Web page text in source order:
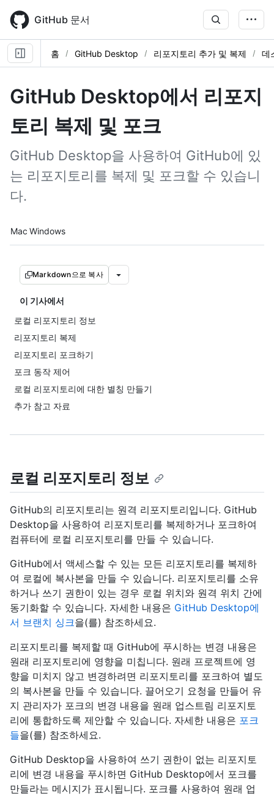
main
content
GitHub 문서
홈 GitHub Desktop 리포지토리 추가 및 복제 데
GitHub Desktop에서 리포지
토리 복제 및 포크
GitHub Desktop을 사용하여 GitHub에 있
는 리포지토리를 복제 및 포크할 수 있습니
다.
Platform navigation
Mac Windows
Markdown으로 복사
이 기사에서
로컬 리포지토리 정보
리포지토리 복제
리포지토리 포크하기
포크 동작 제어
로컬 리포지토리에 대한 별칭 만들기
추가 참고 자료
로컬 리포지토리 정보
GitHub의 리포지토리는 원격 리포지토리입니다. GitHub
Desktop을 사용하여 리포지토리를 복제하거나 포크하여
컴퓨터에 로컬 리포지토리를 만들 수 있습니다.
GitHub에서 액세스할 수 있는 모든 리포지토리를 복제하
여 로컬에 복사본을 만들 수 있습니다. 리포지토리를 소유
하거나 쓰기 권한이 있는 경우 로컬 위치와 원격 위치 간에
동기화할 수 있습니다. 자세한 내용은 GitHub Desktop에
서 브랜치 싱크을(를) 참조하세요.
리포지토리를 복제할 때 GitHub에 푸시하는 변경 내용은
원래 리포지토리에 영향을 미칩니다. 원래 프로젝트에 영
향을 미치지 않고 변경하려면 리포지토리를 포크하여 별도
의 복사본을 만들 수 있습니다. 끌어오기 요청을 만들어 유
지 관리자가 포크의 변경 내용을 원래 업스트림 리포지토
리에 통합하도록 제안할 수 있습니다. 자세한 내용은 포크
들을(를) 참조하세요.
GitHub Desktop을 사용하여 쓰기 권한이 없는 리포지토
리에 변경 내용을 푸시하면 GitHub Desktop에서 포크를
만들라는 메시지가 표시됩니다. 포크를 사용하여 원래 업